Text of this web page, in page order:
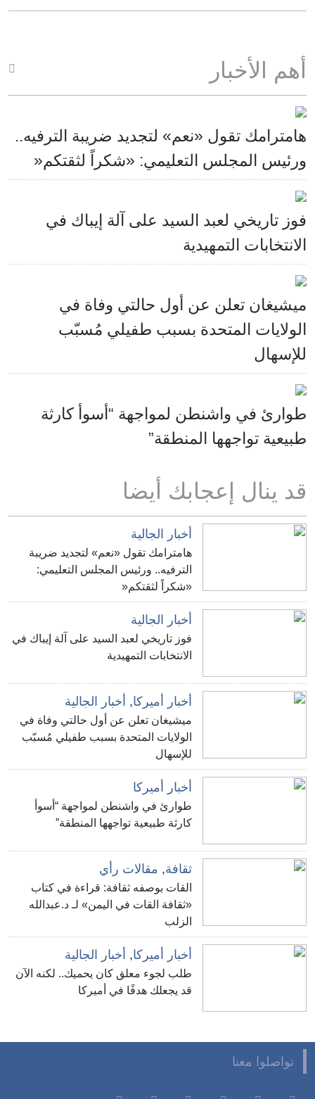
أهم الأخبار
هامترامك تقول «نعم» لتجديد ضريبة الترفيه..
ورئيس المجلس التعليمي: «شكراً لثقتكم«
فوز تاريخي لعبد السيد على آلة إيباك في
الانتخابات التمهيدية
ميشيغان تعلن عن أول حالتي وفاة في
الولايات المتحدة بسبب طفيلي مُسبّب
للإسهال
طوارئ في واشنطن لمواجهة “أسوأ كارثة
طبيعية تواجهها المنطقة”
قد ينال إعجابك أيضا
أخبار الجالية
هامترامك تقول «نعم» لتجديد ضريبة
الترفيه.. ورئيس المجلس التعليمي:
«شكراً لثقتكم«
أخبار الجالية
فوز تاريخي لعبد السيد على آلة إيباك في
الانتخابات التمهيدية
أخبار أميركا, أخبار الجالية
ميشيغان تعلن عن أول حالتي وفاة في
الولايات المتحدة بسبب طفيلي مُسبّب
للإسهال
أخبار أميركا
طوارئ في واشنطن لمواجهة “أسوأ
كارثة طبيعية تواجهها المنطقة”
ثقافة, مقالات رأي
القات بوصفه ثقافة: قراءة في كتاب
«ثقافة القات في اليمن» لـ د.عبدالله
الزلب
أخبار أميركا, أخبار الجالية
طلب لجوء معلق كان يحميك.. لكنه الآن
قد يجعلك هدفًا في أميركا
تواصلوا معنا